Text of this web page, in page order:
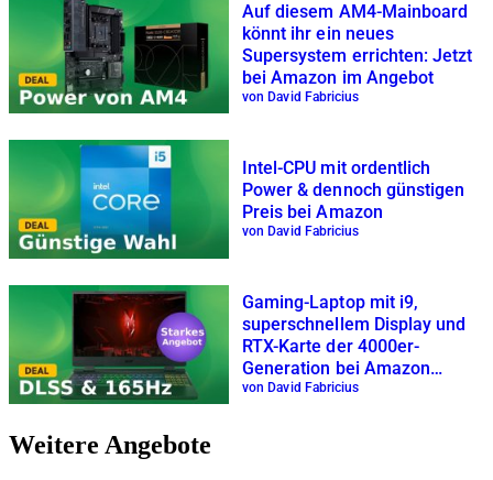
Auf diesem AM4-Mainboard
könnt ihr ein neues
Supersystem errichten: Jetzt
bei Amazon im Angebot
von David Fabricius
Intel-CPU mit ordentlich
Power & dennoch günstigen
Preis bei Amazon
von David Fabricius
Gaming-Laptop mit i9,
superschnellem Display und
RTX-Karte der 4000er-
Generation bei Amazon
unglaublich günstig
von David Fabricius
Weitere Angebote